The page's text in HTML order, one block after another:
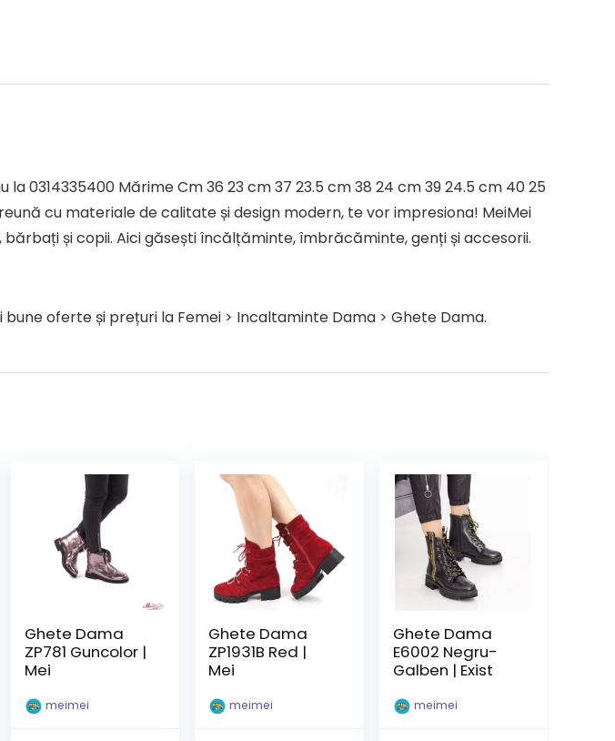
0314335400 Mărime Cm 36 23 cm 37 23.5 cm 38 24 cm 39 24.5 cm 40 25
cu materiale de calitate și design modern, te vor impresiona! MeiMei
și copii. Aici găsești încălțăminte, îmbrăcăminte, genți și accesorii.
oferte și prețuri la Femei > Incaltaminte Dama > Ghete Dama.
Ghete Dama
ZP781 Guncolor |
Mei
meimei
Ghete Dama
ZP1931B Red |
Mei
meimei
Ghete Dama
E6002 Negru-
Galben | Exist
meimei